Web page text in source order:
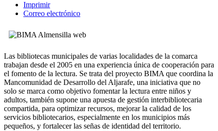
Imprimir
Correo electrónico
Las bibliotecas municipales de varias localidades de la comarca
trabajan desde el 2005 en una experiencia única de cooperación para
el fomento de la lectura. Se trata del proyecto BIMA que coordina la
Mancomunidad de Desarrollo del Aljarafe, una iniciativa que no
solo se marca como objetivo fomentar la lectura entre niños y
adultos, también supone una apuesta de gestión interbibliotecaria
compartida, para optimizar recursos, mejorar la calidad de los
servicios bibliotecarios, especialmente en los municipios más
pequeños, y fortalecer las señas de identidad del territorio.